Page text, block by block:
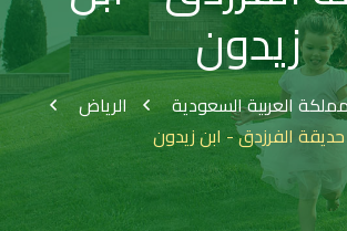
زيدون
العربية السعودية
الرياض
حديقة الفرزدق - ابن زيدون